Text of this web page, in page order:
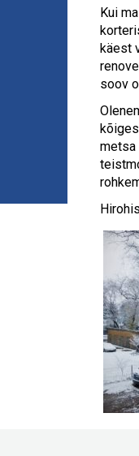
Kui
käest
soov
metsa